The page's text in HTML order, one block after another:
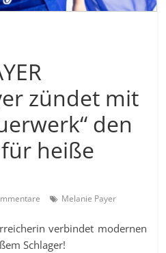
zündet mit
den
heiße
Melanie Payer
verbindet modernen
Schlager!